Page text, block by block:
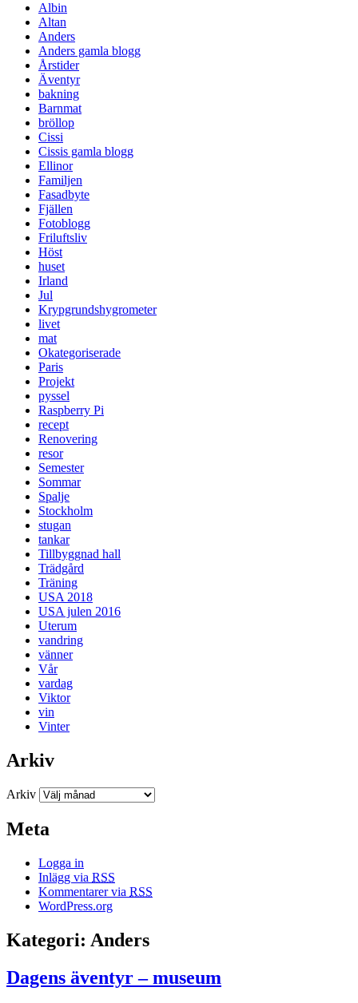
Albin
Altan
Anders
Anders gamla blogg
Årstider
Äventyr
bakning
Barnmat
bröllop
Cissi
Cissis gamla blogg
Ellinor
Familjen
Fasadbyte
Fjällen
Fotoblogg
Friluftsliv
Höst
huset
Irland
Jul
Krypgrundshygrometer
livet
mat
Okategoriserade
Paris
Projekt
pyssel
Raspberry Pi
recept
Renovering
resor
Semester
Sommar
Spalje
Stockholm
stugan
tankar
Tillbyggnad hall
Trädgård
Träning
USA 2018
USA julen 2016
Uterum
vandring
vänner
Vår
vardag
Viktor
vin
Vinter
Arkiv
Arkiv
Meta
Logga in
Inlägg via RSS
Kommentarer via RSS
WordPress.org
Kategori: Anders
Dagens äventyr – museum